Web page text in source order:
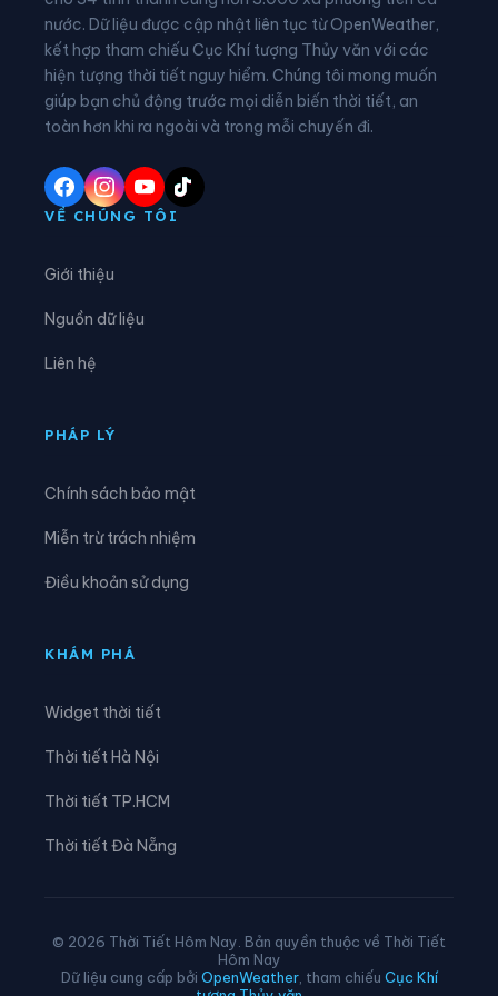
Xã An Qui Xã An Trường
Xã Ba Tri Xã Bảo Thạnh
Xã Bình Đại Xã Bình Phú
Xã Bình Phước
Xã Cái Nhum
Xã Đôn Châu
Xã Hòa Hiệp
Xã Lương Hòa
nước. Dữ liệu được cập nhật liên tục từ OpenWeather,
kết hợp tham chiếu Cục Khí tượng Thủy văn với các
hiện tượng thời tiết nguy hiểm. Chúng tôi mong muốn
giúp bạn chủ động trước mọi diễn biến thời tiết, an
toàn hơn khi ra ngoài và trong mỗi chuyến đi.
VỀ CHÚNG TÔI
Giới thiệu
Nguồn dữ liệu
Liên hệ
PHÁP LÝ
Chính sách bảo mật
Miễn trừ trách nhiệm
Điều khoản sử dụng
KHÁM PHÁ
Widget thời tiết
Thời tiết Hà Nội
Thời tiết TP.HCM
Thời tiết Đà Nẵng
© 2026 Thời Tiết Hôm Nay. Bản quyền thuộc về Thời Tiết
Hôm Nay
Dữ liệu cung cấp bởi OpenWeather, tham chiếu Cục Khí